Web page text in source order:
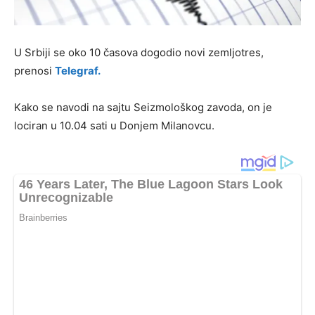
U Srbiji se oko 10 časova dogodio novi zemljotres,
prenosi Telegraf.
Kako se navodi na sajtu Seizmološkog zavoda, on je
lociran u 10.04 sati u Donjem Milanovcu.